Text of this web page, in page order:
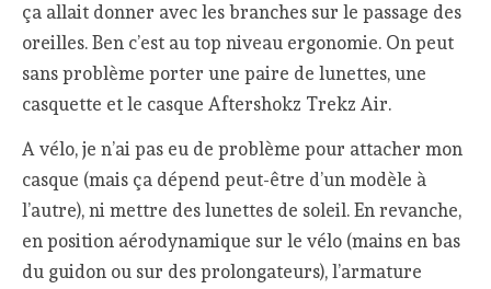
ça allait donner avec les branches sur le passage des
oreilles. Ben c’est au top niveau ergonomie. On peut
sans problème porter une paire de lunettes, une
casquette et le casque Aftershokz Trekz Air.
A vélo, je n’ai pas eu de problème pour attacher mon
casque (mais ça dépend peut-être d’un modèle à
l’autre), ni mettre des lunettes de soleil. En revanche,
en position aérodynamique sur le vélo (mains en bas
du guidon ou sur des prolongateurs), l’armature